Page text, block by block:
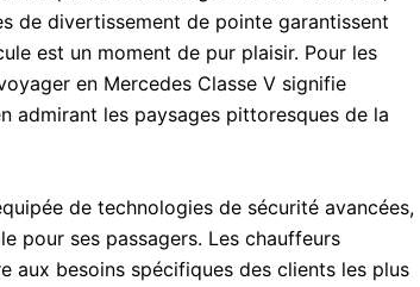
de divertissement de pointe garantissent
est un moment de pur plaisir. Pour les
en Mercedes Classe V signifie
admirant les paysages pittoresques de la
de technologies de sécurité avancées,
pour ses passagers. Les chauffeurs
aux besoins spécifiques des clients les plus